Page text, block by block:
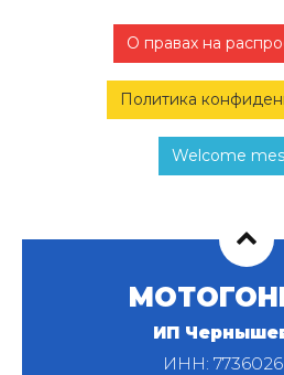
О правах на
Политика
Welcome
ИП
ИНН: